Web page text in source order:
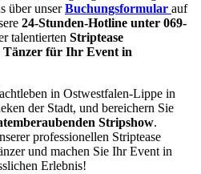
über unserBuchungsformular auf
24-Stunden-Hotline unter 069-
talentierten Striptease
Tänzer für Ihr Event in
in Ostwestfalen-Lippe in
der Stadt, und bereichern Sie
Stripshow.
professionellen Striptease
und machen Sie Ihr Event in
Erlebnis!